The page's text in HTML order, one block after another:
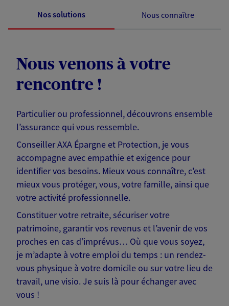
Nos solutions Nous connaître
Nous venons à votre
rencontre !
Particulier ou professionnel, découvrons ensemble
l’assurance qui vous ressemble.
Conseiller AXA Épargne et Protection, je vous
accompagne avec empathie et exigence pour
identifier vos besoins. Mieux vous connaître, c'est
mieux vous protéger, vous, votre famille, ainsi que
votre activité professionnelle.
Constituer votre retraite, sécuriser votre
patrimoine, garantir vos revenus et l’avenir de vos
proches en cas d’imprévus… Où que vous soyez,
je m’adapte à votre emploi du temps : un rendez-
vous physique à votre domicile ou sur votre lieu de
travail, une visio. Je suis là pour échanger avec
vous !